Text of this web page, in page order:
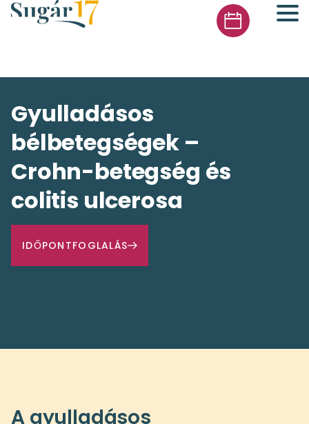
Gyulladásos
bélbetegségek –
Crohn-betegség és
colitis ulcerosa
IDŐPONTFOGLALÁS
A gyulladásos